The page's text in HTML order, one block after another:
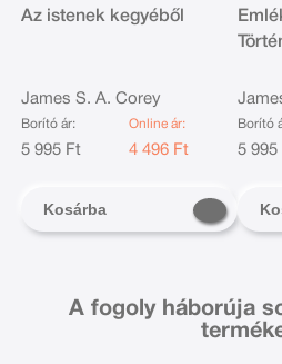
Az istenek kegyéből
James S. A. Corey
Borító ár:
5 995 Ft
Online ár:
4 496 Ft
Kosárba
Borító
5 995
A fogoly háborúja